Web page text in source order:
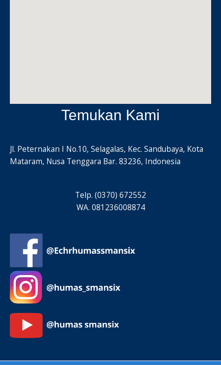
Temukan Kami
Jl. Peternakan I No.10, Selagalas, Kec. Sandubaya, Kota
Mataram, Nusa Tenggara Bar. 83236, Indonesia
Telp. (0370) 672552
WA. 081236008874